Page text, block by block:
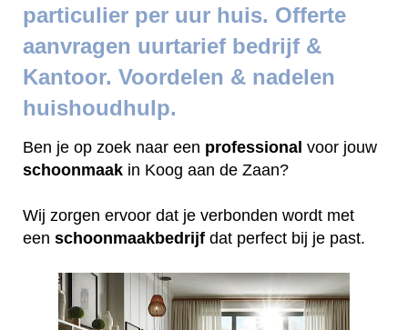
particulier per uur huis. Offerte
aanvragen uurtarief bedrijf &
Kantoor. Voordelen & nadelen
huishoudhulp.
Ben je op zoek naar een professional voor jouw
schoonmaak in Koog aan de Zaan?
Wij zorgen ervoor dat je verbonden wordt met
een schoonmaakbedrijf dat perfect bij je past.